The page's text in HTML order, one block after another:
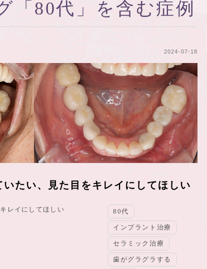
「80代」を含む症例
2024-07-18
いたい、見た目をキレイにしてほしい
レイにしてほしい 80代
インプラント治療
セラミック治療
歯がグラグラする